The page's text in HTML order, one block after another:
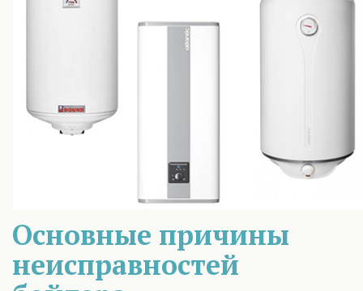
Основные причины
неисправностей